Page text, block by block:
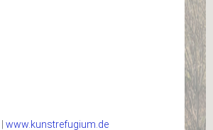
www.kunstrefugium.de